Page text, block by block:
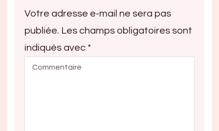
Votre adresse e-mail ne sera pas
publiée. Les champs obligatoires sont
indiqués avec *